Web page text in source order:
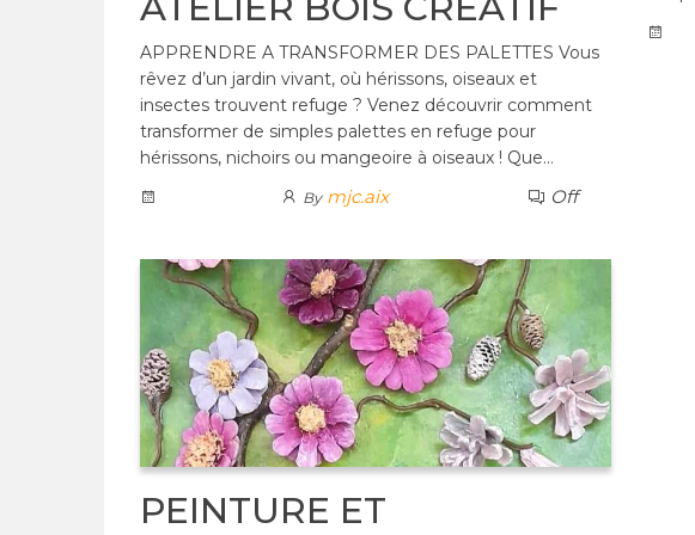
APPRENDRE A TRANSFORMER DES PALETTES Vous
rêvez d’un jardin vivant, où hérissons, oiseaux et
insectes trouvent refuge ? Venez découvrir comment
transformer de simples palettes en refuge pour
hérissons, nichoirs ou mangeoire à oiseaux ! Que…
By mjc.aix Off
PEINTURE ET